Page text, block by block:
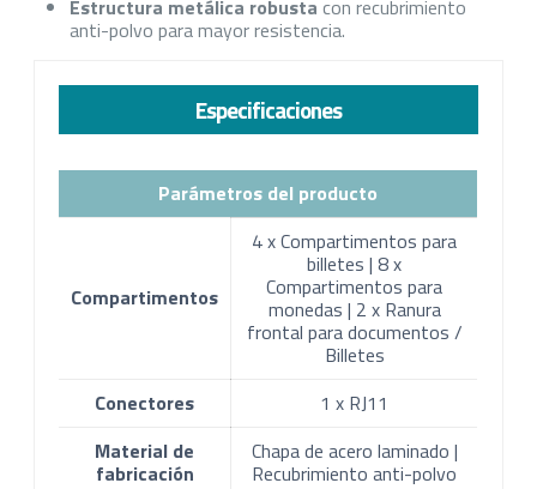
Estructura metálica robusta con recubrimiento
anti-polvo para mayor resistencia.
Especificaciones
Parámetros del producto
Compartimentos
4 x Compartimentos para
billetes | 8 x
Compartimentos para
monedas | 2 x Ranura
frontal para documentos /
Billetes
Conectores
1 x RJ11
Material de
fabricación
Chapa de acero laminado |
Recubrimiento anti-polvo